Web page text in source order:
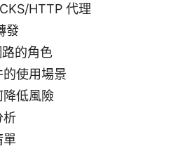
HTTP 代理
發
的角色
使用場景
低風險
析
單